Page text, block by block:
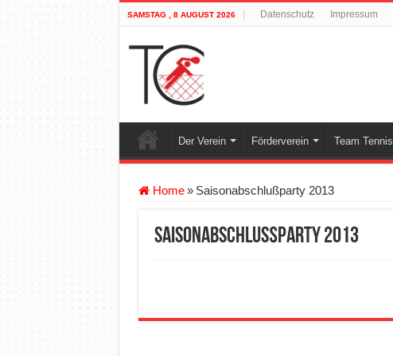
SAMSTAG , 8 AUGUST 2026 Datenschutz Impressum
Der Verein Förderverein Team Tennis
Home » Saisonabschlußparty 2013
Saisonabschlußparty 2013